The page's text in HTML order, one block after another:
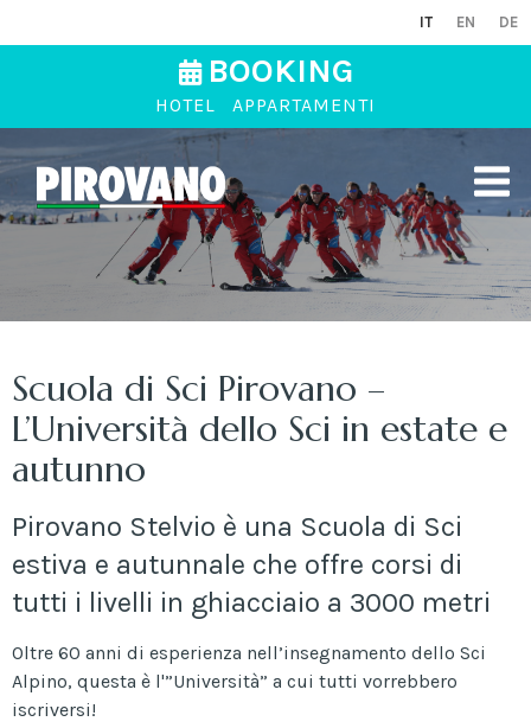
IT EN DE
BOOKING
HOTEL APPARTAMENTI
Scuola di Sci Pirovano –
L’Università dello Sci in estate e
autunno
Pirovano Stelvio è una Scuola di Sci
estiva e autunnale che offre corsi di
tutti i livelli in ghiacciaio a 3000 metri
Oltre 60 anni di esperienza nell’insegnamento dello Sci
Alpino, questa è l'”Università” a cui tutti vorrebbero
iscriversi!